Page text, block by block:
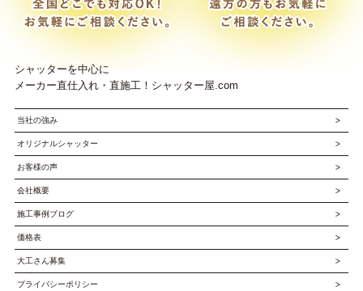
シャッターを中心に
メーカー直仕入れ・直施工！シャッター屋.com
当社の強み
オリジナルシャッター
お客様の声
会社概要
施工事例ブログ
価格表
大工さん募集
プライバシーポリシー